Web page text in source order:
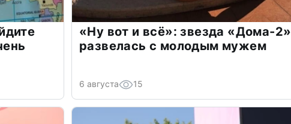
«Ну вот и всё»: звезда «Дома-2»
развелась с молодым мужем
6 августа 15